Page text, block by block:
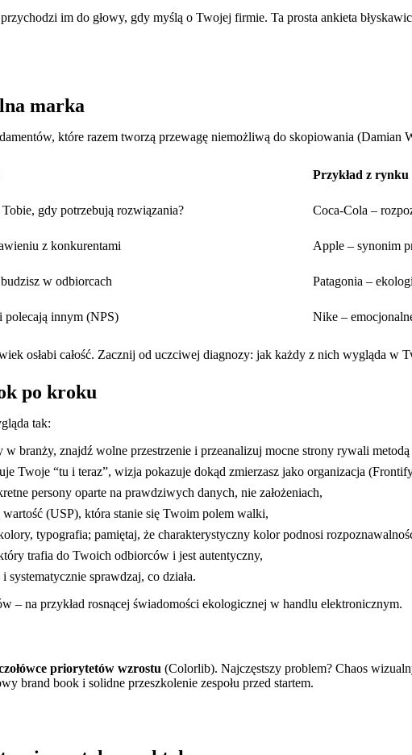
im do głowy, gdy myślą o Twojej firmie. Ta prosta ankieta
marka
które razem tworzą przewagę niemożliwą do skopiowania (Damian
Przykład z rynku
gdy potrzebują rozwiązania? Coca-Cola –
z konkurentami Apple – synonim
w odbiorcach Patagonia –
polecają innym (NPS) Nike –
osłabi całość. Zacznij od uczciwej diagnozy: jak każdy z nich wygląda w
po kroku
tak:
w branży, znajdź wolne przestrzenie i przeanalizuj mocne strony rywali
Twoje “tu i teraz”, wizja pokazuje dokąd zmierzasz jako organizacja
persony oparte na prawdziwych danych, nie założeniach,
(USP), która stanie się Twoim polem walki,
typografia; pamiętaj, że charakterystyczny kolor podnosi
trafia do Twoich odbiorców i jest autentyczny,
systematycznie sprawdzaj, co działa.
– na przykład rosnącej świadomości ekologicznej w handlu elektronicznym.
priorytetów wzrostu (Colorlib). Najczęstszy problem? Chaos
brand book i solidne przeszkolenie zespołu przed startem.